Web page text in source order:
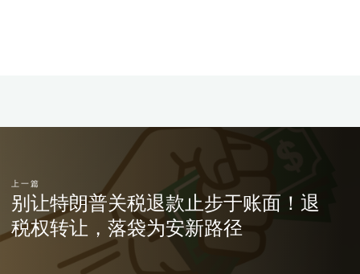
上一篇
别让特朗普关税退款止步于账面！退
税权转让，落袋为安新路径